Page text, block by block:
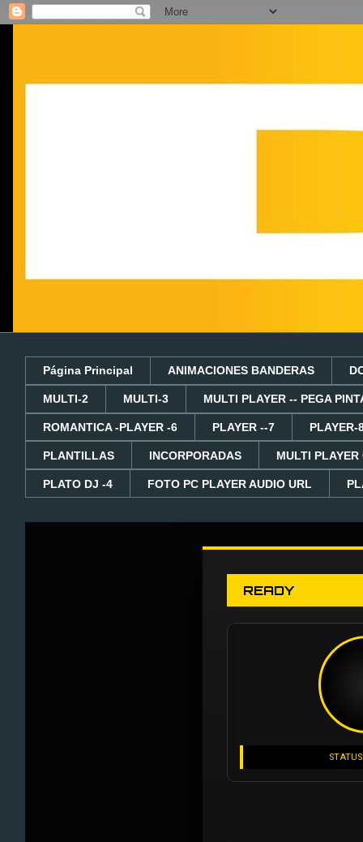
Página Principal ANIMACIONES BANDERAS
MULTI-2 MULTI-3 MULTI PLAYER -- PEGA
ROMANTICA -PLAYER -6 PLAYER --7 PLAYER-
PLANTILLAS INCORPORADAS MULTI
PLATO DJ -4 FOTO PC PLAYER AUDIO URL
READY